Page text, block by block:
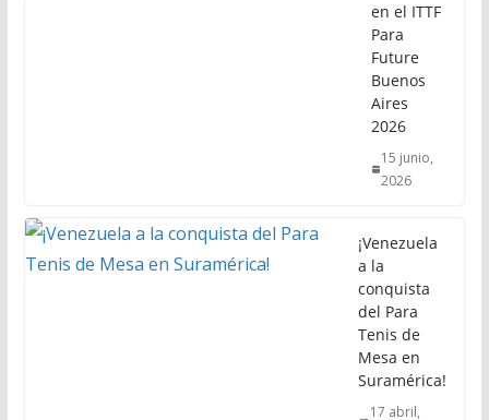
en el ITTF
Para
Future
Buenos
Aires
2026
15 junio,
2026
¡Venezuela
a la
conquista
del Para
Tenis de
Mesa en
Suramérica!
17 abril,